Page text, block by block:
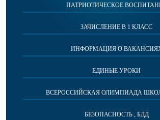
ПАТРИОТИЧЕСКОЕ
ЗАЧИСЛЕНИЕ В 1 КЛАСС
ИНФОРМАЦИЯ О
ЕДИНЫЕ УРОКИ
ВСЕРОССИЙСКАЯ ОЛИМПИАДА
БЕЗОПАСНОСТЬ , БДД